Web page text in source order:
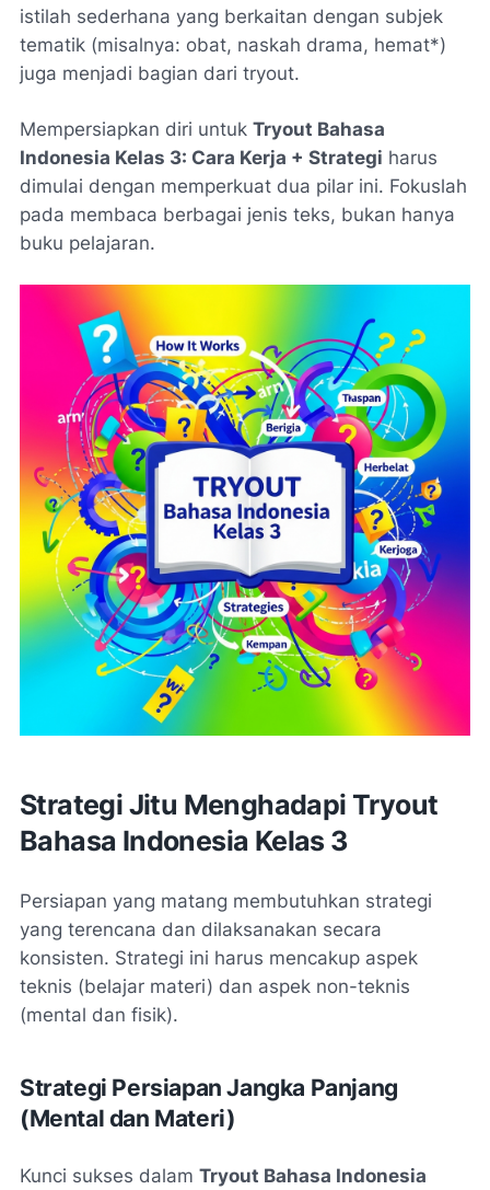
istilah sederhana yang berkaitan dengan subjek
tematik (misalnya: obat, naskah drama, hemat*)
juga menjadi bagian dari tryout.
Mempersiapkan diri untuk Tryout Bahasa
Indonesia Kelas 3: Cara Kerja + Strategi harus
dimulai dengan memperkuat dua pilar ini. Fokuslah
pada membaca berbagai jenis teks, bukan hanya
buku pelajaran.
Strategi Jitu Menghadapi Tryout
Bahasa Indonesia Kelas 3
Persiapan yang matang membutuhkan strategi
yang terencana dan dilaksanakan secara
konsisten. Strategi ini harus mencakup aspek
teknis (belajar materi) dan aspek non-teknis
(mental dan fisik).
Strategi Persiapan Jangka Panjang
(Mental dan Materi)
Kunci sukses dalam Tryout Bahasa Indonesia